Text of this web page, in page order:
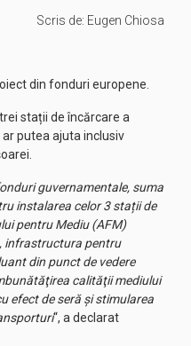
Scris de: Eugen Chiosa
din fonduri europene.
stații de încărcare a
putea ajuta inclusiv
guvernamentale, suma
instalarea celor 3 stații de
pentru Mediu (AFM)
infrastructura pentru
din punct de vedere
calităţii mediului
efect de seră și stimularea
“, a declarat